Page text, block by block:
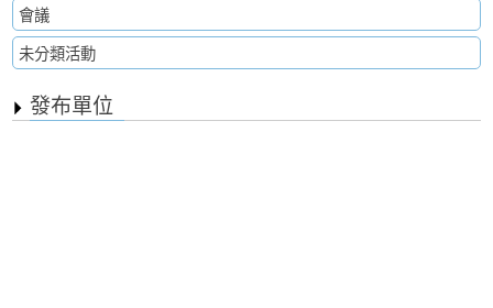
會議
未分類活動
發布單位